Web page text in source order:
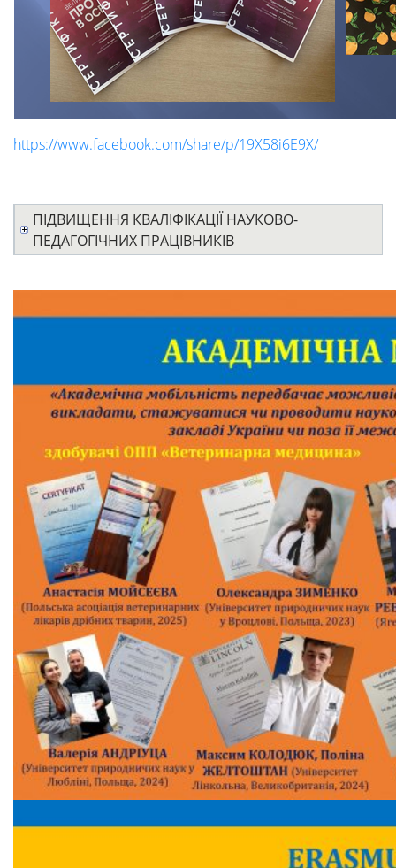
https://www.facebook.com/share/p/19X58i6E9X/
ПІДВИЩЕННЯ КВАЛІФІКАЦІЇ НАУКОВО-
ПЕДАГОГІЧНИХ ПРАЦІВНИКІВ